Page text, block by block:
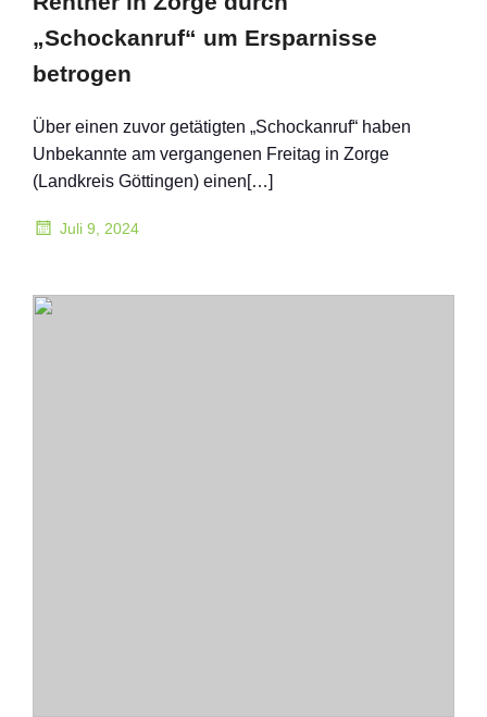
„Schockanruf“ um Ersparnisse
betrogen
Über einen zuvor getätigten „Schockanruf“ haben
Unbekannte am vergangenen Freitag in Zorge
(Landkreis Göttingen) einen[…]
Juli 9, 2024